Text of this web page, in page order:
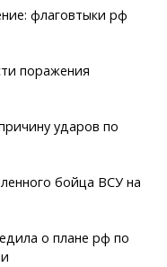
флаговтыки рф
поражения
ударов по
бойца ВСУ на
о плане рф по